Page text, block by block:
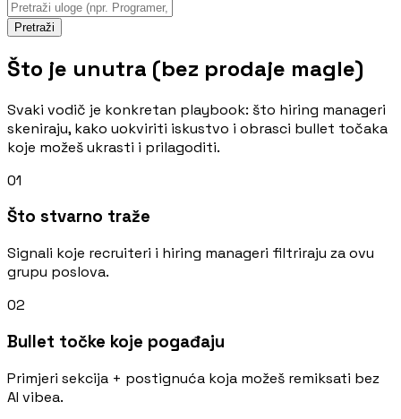
Pretraži
Što je unutra (bez prodaje magle)
Svaki vodič je konkretan playbook: što hiring manageri
skeniraju, kako uokviriti iskustvo i obrasci bullet točaka
koje možeš ukrasti i prilagoditi.
01
Što stvarno traže
Signali koje recruiteri i hiring manageri filtriraju za ovu
grupu poslova.
02
Bullet točke koje pogađaju
Primjeri sekcija + postignuća koja možeš remiksati bez
AI vibea.